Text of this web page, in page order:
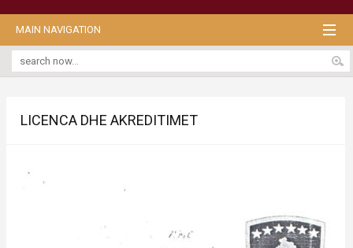
MAIN NAVIGATION
LICENCA DHE AKREDITIMET